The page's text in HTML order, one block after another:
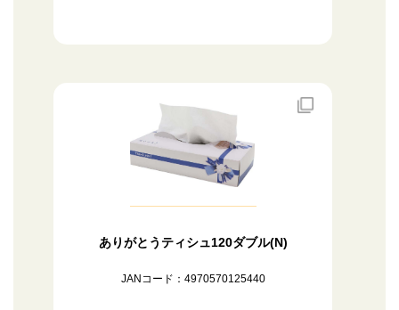
ありがとうティシュ120ダブル(N)
JANコード：4970570125440